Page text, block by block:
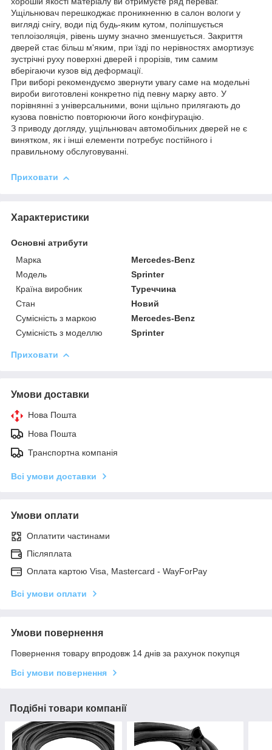
Ущільнювач перешкоджає проникненню в салон вологи у
вигляді снігу, води під будь-яким кутом, поліпшується
теплоізоляція, рівень шуму значно зменшується. Закриття
дверей стає більш м'яким, при їзді по нерівностях амортизує
зустрічні руху поверхні дверей і прорізів, тим самим
вберігаючи кузов від деформації.
При виборі рекомендуємо звернути увагу саме на модельні
вироби виготовлені конкретно під певну марку авто. У
порівнянні з універсальними, вони щільно прилягають до
кузова повністю повторюючи його конфігурацію.
З приводу догляду, ущільнювач автомобільних дверей не є
винятком, як і інші елементи потребує постійного і
правильному обслуговуванні.
Приховати
Характеристики
Основні атрибути
Марка
Mercedes-Benz
Модель
Sprinter
Країна виробник
Туреччина
Стан
Новий
Сумісність з маркою
Mercedes-Benz
Сумісність з моделлю
Sprinter
Приховати
Умови доставки
Нова Пошта
Нова Пошта
Транспортна компанія
Всі умови доставки
Умови оплати
Оплатити частинами
Післяплата
Оплата картою Visa, Mastercard - WayForPay
Всі умови оплати
Умови повернення
Повернення товару впродовж 14 днів за рахунок покупця
Всі умови повернення
Подібні товари компанії